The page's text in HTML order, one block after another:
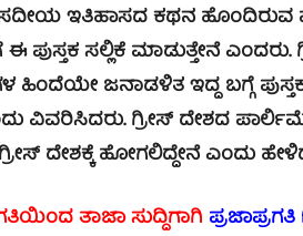
ಇತಿಹಾಸದ ಕಥನ ಹೊಂದಿರುವ
ಪುಸ್ತಕ ಸಲ್ಲಿಕೆ ಮಾಡುತ್ತೇನೆ
ಜನಾಡಳಿತ ಇದ್ದ ಬಗ್ಗೆ
ವಿವರಿಸಿದರು. ಗ್ರೀಸ್ ದೇಶದ
ದೇಶಕ್ಕೆ ಹೋಗಲಿದ್ದೇನೆ ಎಂದು
ತಾಜಾ ಸುದ್ದಿಗಾಗಿ ಪ್ರಜಾಪ್ರಗತಿ